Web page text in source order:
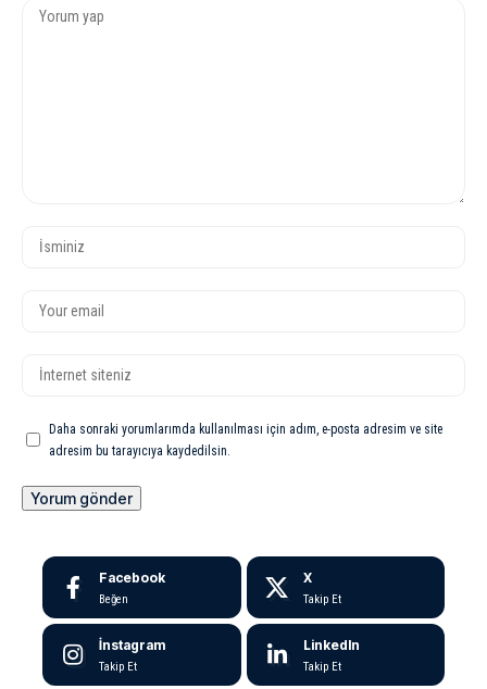
Daha sonraki yorumlarımda kullanılması için adım, e-posta adresim ve site
adresim bu tarayıcıya kaydedilsin.
Facebook
Beğen
X
Takip Et
İnstagram
Takip Et
LinkedIn
Takip Et